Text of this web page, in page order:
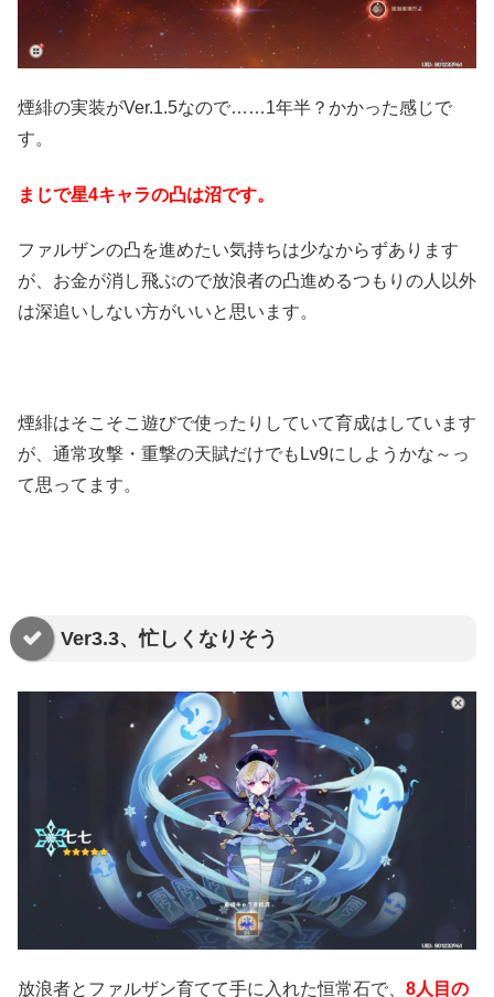
煙緋の実装がVer.1.5なので……1年半？かかった感じで
す。
まじで星4キャラの凸は沼です。
ファルザンの凸を進めたい気持ちは少なからずあります
が、お金が消し飛ぶので放浪者の凸進めるつもりの人以外
は深追いしない方がいいと思います。
煙緋はそこそこ遊びで使ったりしていて育成はしています
が、通常攻撃・重撃の天賦だけでもLv9にしようかな～っ
て思ってます。
Ver3.3、忙しくなりそう
放浪者とファルザン育てて手に入れた恒常石で、 8人目の